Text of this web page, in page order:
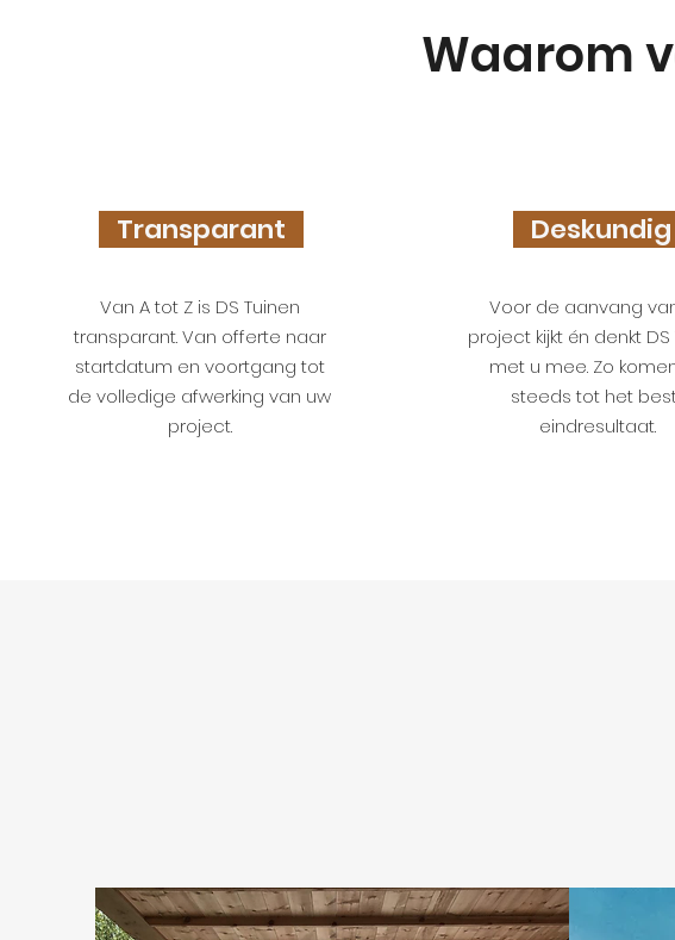
Transparant
Van A tot Z is DS Tuinen
transparant. Van offerte naar
startdatum en voortgang tot
de volledige afwerking van uw
project.
Deskundig
Voor de aanvang
project kijkt én denkt DS
met u mee. Zo
steeds tot het
eindresultaat.
Waarom